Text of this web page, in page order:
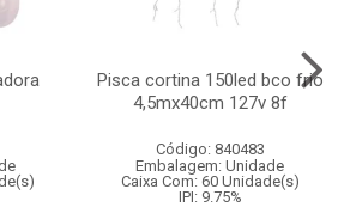
Pisca cortina 150led bco frio
4,5mx40cm 127v 8f
Código: 840483
Embalagem: Unidade
Caixa Com: 60 Unidade(s)
IPI: 9.75%